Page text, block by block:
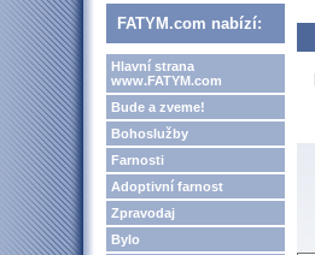
FATYM.com nabízí:
Hlavní strana
www.FATYM.com
Bude a zveme!
Bohoslužby
Farnosti
Adoptivní farnost
Zpravodaj
Bylo